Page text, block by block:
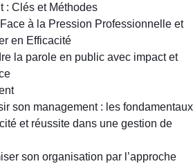
: Clés et Méthodes
à la Pression Professionnelle et
en Efficacité
la parole en public avec impact et
son management : les fondamentaux
et réussite dans une gestion de
son organisation par l’approche